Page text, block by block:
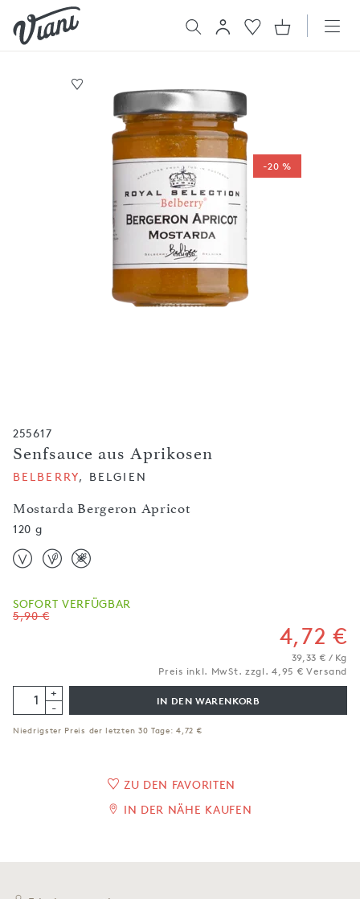
-20 %
255617
Senfsauce aus Aprikosen
Mostarda Bergeron Apricot
BELBERRY, BELGIEN
120 g
SOFORT VERFÜGBAR
5,90 €
4,72 €
39,33 € / Kg
Preis inkl. MwSt. zzgl. 4,95 € Versand
+
-
IN DEN WARENKORB
Niedrigster Preis der letzten 30 Tage:4,72 €
ZU DEN FAVORITEN
IN DER NÄHE KAUFEN